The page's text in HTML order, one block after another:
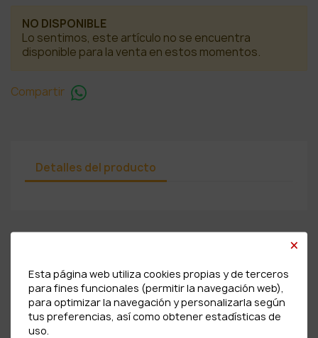
NO DISPONIBLE
Lo sentimos, este artículo no se encuentra
disponible para la venta en estos momentos.
Compartir
Detalles del producto
×
Esta página web utiliza cookies propias y de terceros
para fines funcionales (permitir la navegación web),
para optimizar la navegación y personalizarla según
tus preferencias, así como obtener estadísticas de
uso.